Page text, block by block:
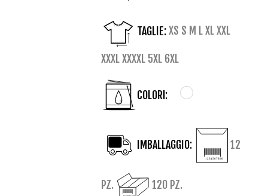
TAGLIE:XS S M L XL XXL
XXXL XXXXL 5XL 6XL
COLORI:
IMBALLAGGIO: 12
PZ. 120 PZ.